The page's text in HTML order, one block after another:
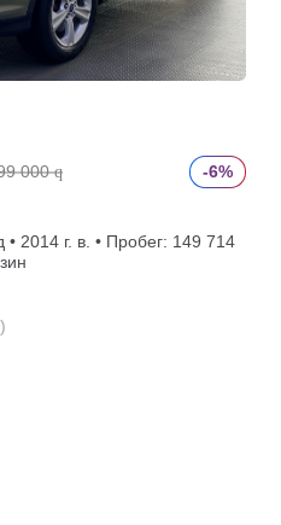
000 q
-6%
2014 г. в. • Пробег: 149 714